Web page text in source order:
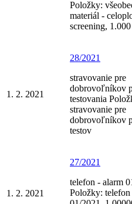
Položky:
materiál -
screening, 1.000
1. 2. 2021
28/2021
stravovanie pre
dobrovoľníkov
testovania
stravovanie pre
dobrovoľníkov
testov
1. 2. 2021
27/2021
telefon - alarm
Položky: telefon